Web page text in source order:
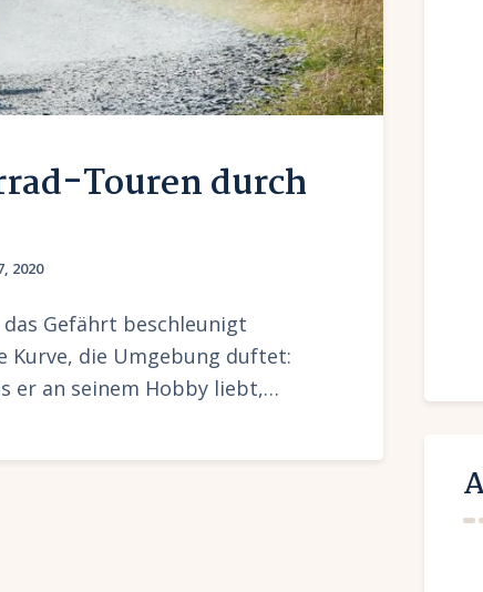
Touren durch
2020
Gefährt beschleunigt
Kurve, die Umgebung duftet:
er an seinem Hobby liebt,…